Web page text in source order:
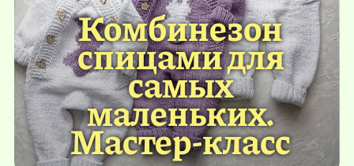
Комбинезон
спицами для
самых
маленьких.
Мастер-класс